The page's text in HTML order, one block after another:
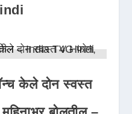
केले दोन स्वस्त